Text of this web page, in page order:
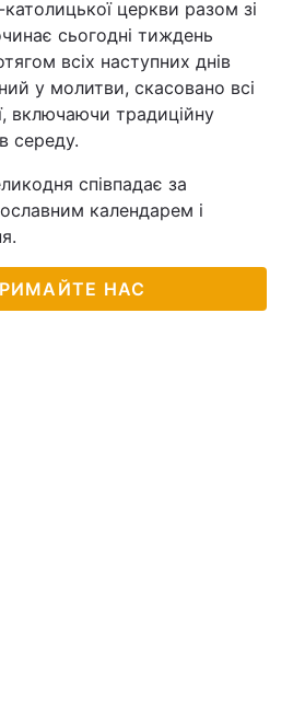
церкви разом зі
сьогодні тиждень
всіх наступних днів
у молитви, скасовано всі
включаючи традиційну
середу.
співпадає за
календарем і
НАС